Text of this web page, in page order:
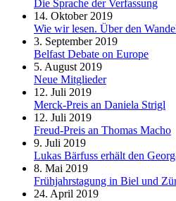
Die Sprache der Verfassung
14. Oktober 2019
Wie wir lesen. Über den
3. September 2019
Belfast Debate on Europe
5. August 2019
Neue Mitglieder
12. Juli 2019
Merck-Preis an Daniela Strigl
12. Juli 2019
Freud-Preis an Thomas Macho
9. Juli 2019
Lukas Bärfuss erhält den
8. Mai 2019
Frühjahrstagung in Biel und
24. April 2019